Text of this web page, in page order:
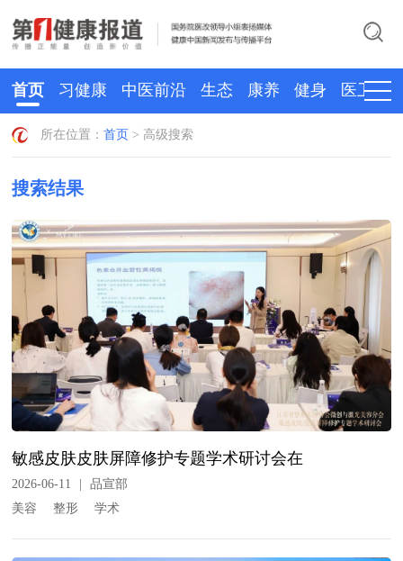
首页 习健康 中医前沿 生态 康养 健身 医卫
所在位置：首页 > 高级搜索
搜索结果
敏感皮肤皮肤屏障修护专题学术研讨会在
2026-06-11
品宣部
美容
整形 学术